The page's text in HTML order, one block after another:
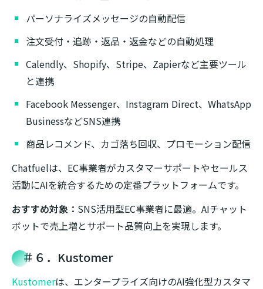
パーソナライズメッセージの自動配信
注文受付・追跡・返品・返金などの自動処理
Calendly、Shopify、Stripe、Zapierなど主要ツール
と連携
Facebook Messenger、Instagram Direct、WhatsApp
BusinessなどSNS連携
商品レコメンド、カゴ落ち回収、プロモーション配信
Chatfuelは、EC事業者がカスタマーサポートやセールス
活動にAIを統合するための定番プラットフォームです。
おすすめ対象： SNS活用型EC事業者に最適。AIチャット
ボットで売上増とサポート品質向上を実現します。
＃６．Kustomer
Kustomerは、エンタープライズ向けのAI強化型カスタマ